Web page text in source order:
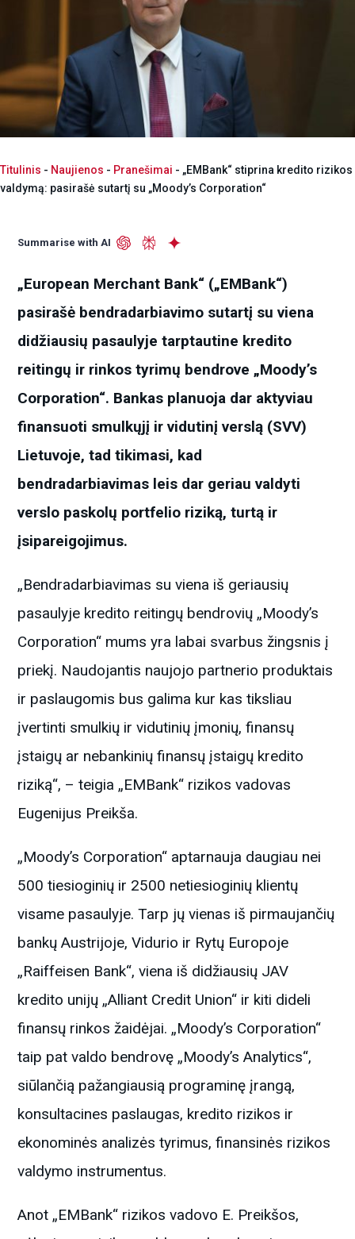
Titulinis - Naujienos - Pranešimai - „EMBank“ stiprina kredito rizikos
valdymą: pasirašė sutartį su „Moody’s Corporation“
Summarise with AI
„European Merchant Bank“ („EMBank“)
pasirašė bendradarbiavimo sutartį su viena
didžiausių pasaulyje tarptautine kredito
reitingų ir rinkos tyrimų bendrove „Moody’s
Corporation“. Bankas planuoja dar aktyviau
finansuoti smulkųjį ir vidutinį verslą (SVV)
Lietuvoje, tad tikimasi, kad
bendradarbiavimas leis dar geriau valdyti
verslo paskolų portfelio riziką, turtą ir
įsipareigojimus.
„Bendradarbiavimas su viena iš geriausių
pasaulyje kredito reitingų bendrovių „Moody’s
Corporation“ mums yra labai svarbus žingsnis į
priekį. Naudojantis naujojo partnerio produktais
ir paslaugomis bus galima kur kas tiksliau
įvertinti smulkių ir vidutinių įmonių, finansų
įstaigų ar nebankinių finansų įstaigų kredito
riziką“, – teigia „EMBank“ rizikos vadovas
Eugenijus Preikša.
„Moody’s Corporation“ aptarnauja daugiau nei
500 tiesioginių ir 2500 netiesioginių klientų
visame pasaulyje. Tarp jų vienas iš pirmaujančių
bankų Austrijoje, Vidurio ir Rytų Europoje
„Raiffeisen Bank“, viena iš didžiausių JAV
kredito unijų „Alliant Credit Union“ ir kiti dideli
finansų rinkos žaidėjai. „Moody’s Corporation“
taip pat valdo bendrovę „Moody’s Analytics“,
siūlančią pažangiausią programinę įrangą,
konsultacines paslaugas, kredito rizikos ir
ekonominės analizės tyrimus, finansinės rizikos
valdymo instrumentus.
Anot „EMBank“ rizikos vadovo E. Preikšos,